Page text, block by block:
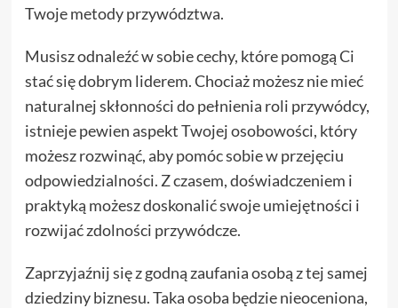
Twoje metody przywództwa.
Musisz odnaleźć w sobie cechy, które pomogą Ci
stać się dobrym liderem. Chociaż możesz nie mieć
naturalnej skłonności do pełnienia roli przywódcy,
istnieje pewien aspekt Twojej osobowości, który
możesz rozwinąć, aby pomóc sobie w przejęciu
odpowiedzialności. Z czasem, doświadczeniem i
praktyką możesz doskonalić swoje umiejętności i
rozwijać zdolności przywódcze.
Zaprzyjaźnij się z godną zaufania osobą z tej samej
dziedziny biznesu. Taka osoba będzie nieoceniona,